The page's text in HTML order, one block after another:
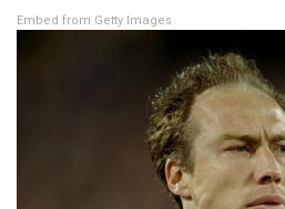
Embed from Getty Images